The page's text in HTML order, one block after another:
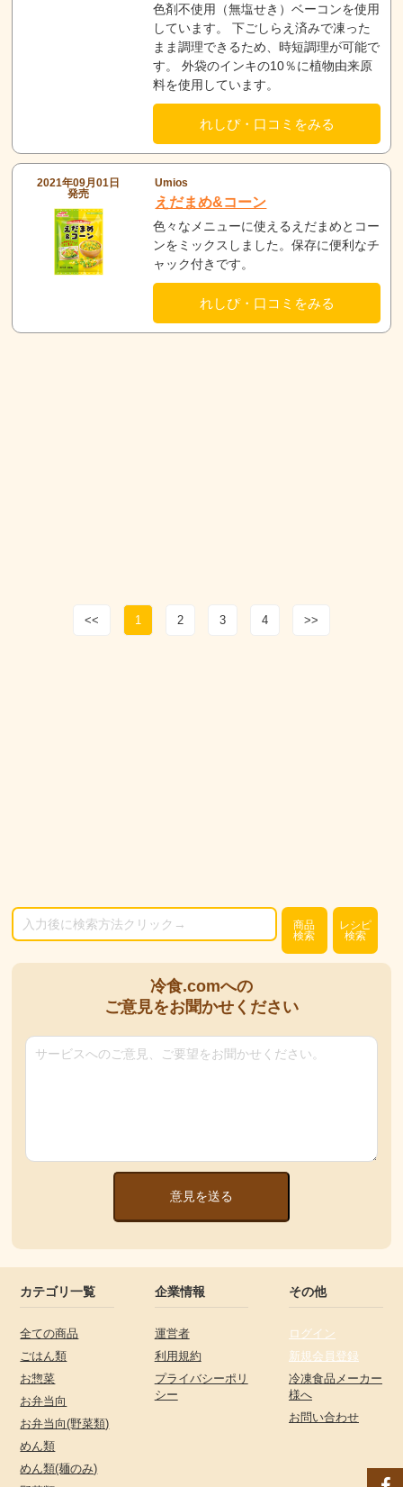
色剤不使用（無塩せき）ベーコンを使用
しています。 下ごしらえ済みで凍った
まま調理できるため、時短調理が可能で
す。 外袋のインキの10％に植物由来原
料を使用しています。
れしぴ・口コミをみる
2021年09月01日
発売
Umios
えだまめ&コーン
色々なメニューに使えるえだまめとコー
ンをミックスしました。保存に便利なチ
ャック付きです。
れしぴ・口コミをみる
<< 1 2 3 4 >>
商品
検索
レシピ
検索
冷食.comへの
ご意見をお聞かせください
意見を送る
カテゴリ一覧
全ての商品
ごはん類
お惣菜
お弁当向
お弁当向(野菜類)
めん類
めん類(麺のみ)
企業情報
運営者
利用規約
プライバシーポリ
シー
その他
ログイン
新規会員登録
冷凍食品メーカー
様へ
お問い合わせ